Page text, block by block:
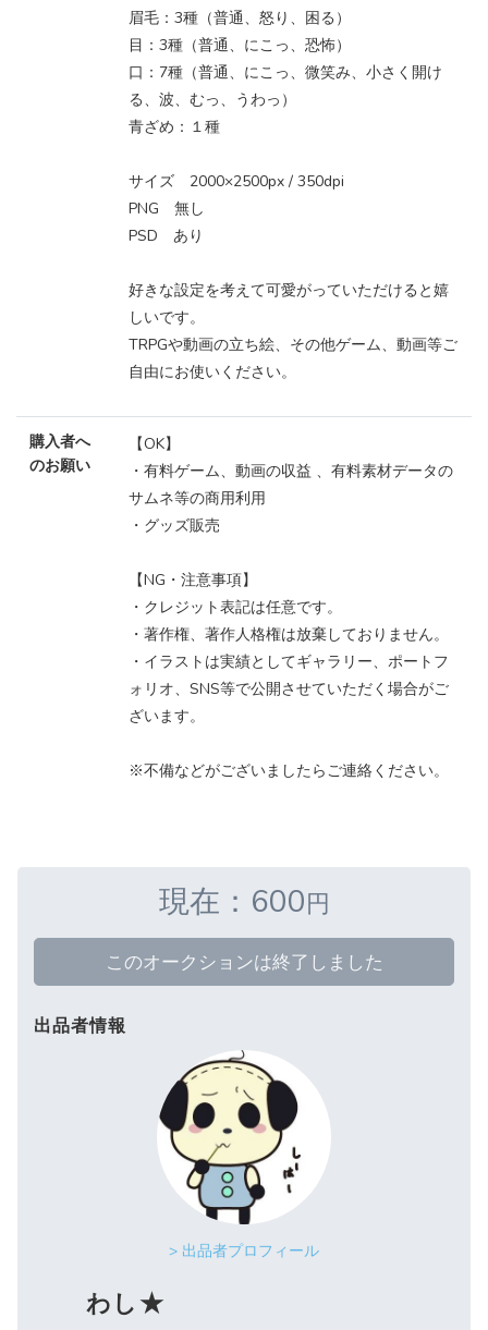
眉毛：3種（普通、怒り、困る）
目：3種（普通、にこっ、恐怖）
口：7種（普通、にこっ、微笑み、小さく開け
る、波、むっ、うわっ）
青ざめ：１種
サイズ 2000×2500px / 350dpi
PNG 無し
PSD あり
好きな設定を考えて可愛がっていただけると嬉
しいです。
TRPGや動画の立ち絵、その他ゲーム、動画等ご
自由にお使いください。
購入者へ
のお願い
【OK】
・有料ゲーム、動画の収益 、有料素材データの
サムネ等の商用利用
・グッズ販売
【NG・注意事項】
・クレジット表記は任意です。
・著作権、著作人格権は放棄しておりません。
・イラストは実績としてギャラリー、ポートフ
ォリオ、SNS等で公開させていただく場合がご
ざいます。
※不備などがございましたらご連絡ください。
現在：600円
このオークションは終了しました
出品者情報
> 出品者プロフィール
わし★